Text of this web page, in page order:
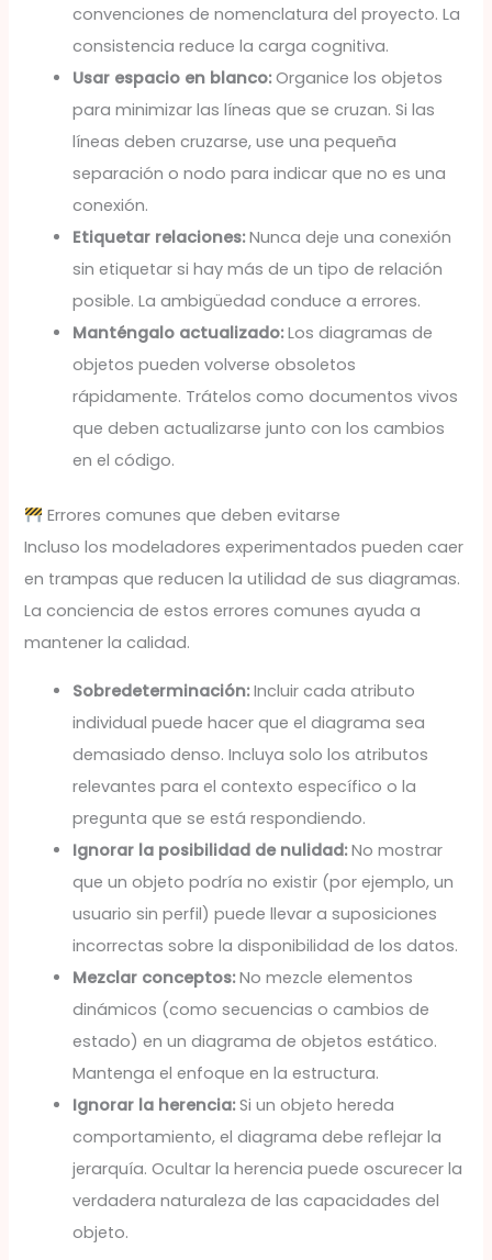
convenciones de nomenclatura del proyecto. La
consistencia reduce la carga cognitiva.
Usar espacio en blanco:Organice los objetos
para minimizar las líneas que se cruzan. Si las
líneas deben cruzarse, use una pequeña
separación o nodo para indicar que no es una
conexión.
Etiquetar relaciones:Nunca deje una conexión
sin etiquetar si hay más de un tipo de relación
posible. La ambigüedad conduce a errores.
Manténgalo actualizado:Los diagramas de
objetos pueden volverse obsoletos
rápidamente. Trátelos como documentos vivos
que deben actualizarse junto con los cambios
en el código.
Errores comunes que deben evitarse
Incluso los modeladores experimentados pueden caer
en trampas que reducen la utilidad de sus diagramas.
La conciencia de estos errores comunes ayuda a
mantener la calidad.
Sobredeterminación:Incluir cada atributo
individual puede hacer que el diagrama sea
demasiado denso. Incluya solo los atributos
relevantes para el contexto específico o la
pregunta que se está respondiendo.
Ignorar la posibilidad de nulidad:No mostrar
que un objeto podría no existir (por ejemplo, un
usuario sin perfil) puede llevar a suposiciones
incorrectas sobre la disponibilidad de los datos.
Mezclar conceptos:No mezcle elementos
dinámicos (como secuencias o cambios de
estado) en un diagrama de objetos estático.
Mantenga el enfoque en la estructura.
Ignorar la herencia:Si un objeto hereda
comportamiento, el diagrama debe reflejar la
jerarquía. Ocultar la herencia puede oscurecer la
verdadera naturaleza de las capacidades del
objeto.